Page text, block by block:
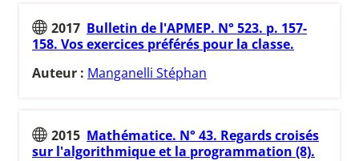
2017 Bulletin de l'APMEP. N° 523. p. 157-
158. Vos exercices préférés pour la classe.
Auteur : Manganelli Stéphan
2015 Mathématice. N° 43. Regards croisés
sur l'algorithmique et la programmation (8).